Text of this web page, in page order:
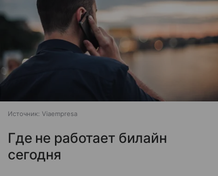
Источник: Viaempresa
Где не работает билайн
сегодня